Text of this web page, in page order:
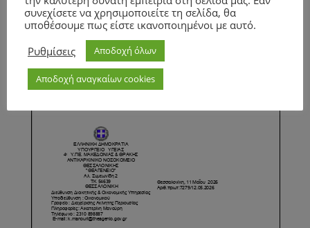
επαγγελματικής στέγης.
Page1/4
συνεχίσετε να χρησιμοποιείτε τη σελίδα, θα
υποθέσουμε πως είστε ικανοποιημένοι με αυτό.
Ρυθμίσεις
Αποδοχή όλων
Αποδοχή αναγκαίων cookies